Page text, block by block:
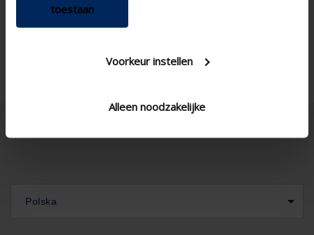
toestaan
Voorkeur instellen
Alleen noodzakelijke
Polska